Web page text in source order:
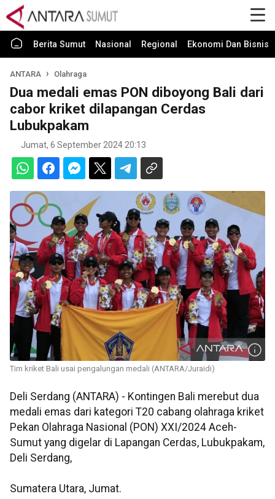
Berita Sumut Nasional Regional Ekonomi Dan Bisnis
ANTARA Olahraga
Dua medali emas PON diboyong Bali dari
cabor kriket dilapangan Cerdas
Lubukpakam
Jumat, 6 September 2024 20:13
Tim kriket Bali usai pengalungan medali (ANTARA/Juraidi)
Deli Serdang (ANTARA) - Kontingen Bali merebut dua
medali emas dari kategori T20 cabang olahraga kriket
Pekan Olahraga Nasional (PON) XXI/2024 Aceh-
Sumut yang digelar di Lapangan Cerdas, Lubukpakam,
Deli Serdang,
Sumatera Utara, Jumat.